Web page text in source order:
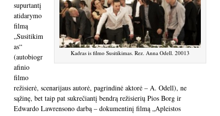
Kadras is filmo Susitikimas. Rez. Anna Odell. 20013
supurtantį
atidarymo
filmą
„Susitikim
as“
(autobiogr
afinio
filmo
režisierė, scenarijaus autorė, pagrindinė aktorė – A. Odell), ne
sąžinę, bet taip pat sukrečiantį bendrą režisierių Pios Borg ir
Edwardo Lawrensono darbą – dokumentinį filmą „Apleistos